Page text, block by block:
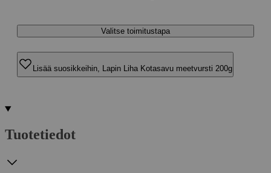
Valitse toimitustapa
Lisää suosikkeihin, Lapin Liha Kotasavu meetvursti 200g
Tuotetiedot